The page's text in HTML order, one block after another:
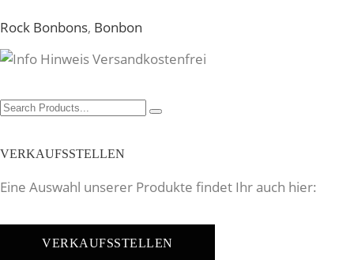
Rock Bonbons, Bonbon
Search
VERKAUFSSTELLEN
Eine Auswahl unserer Produkte findet Ihr auch hier:
VERKAUFSSTELLEN